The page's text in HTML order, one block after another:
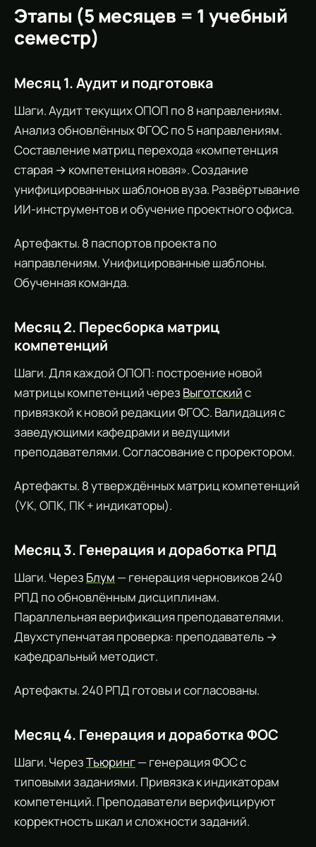
Этапы (5 месяцев = 1 учебный
семестр)
Месяц 1. Аудит и подготовка
Шаги. Аудит текущих ОПОП по 8 направлениям.
Анализ обновлённых ФГОС по 5 направлениям.
Составление матриц перехода «компетенция
старая → компетенция новая». Создание
унифицированных шаблонов вуза. Развёртывание
ИИ-инструментов и обучение проектного офиса.
Артефакты. 8 паспортов проекта по
направлениям. Унифицированные шаблоны.
Обученная команда.
Месяц 2. Пересборка матриц
компетенций
Шаги. Для каждой ОПОП: построение новой
матрицы компетенций через Выготскийс
привязкой к новой редакции ФГОС. Валидация с
заведующими кафедрами и ведущими
преподавателями. Согласование с проректором.
Артефакты. 8 утверждённых матриц компетенций
(УК, ОПК, ПК + индикаторы).
Месяц 3. Генерация и доработка РПД
Шаги. Через Блум — генерация черновиков 240
РПД по обновлённым дисциплинам.
Параллельная верификация преподавателями.
Двухступенчатая проверка: преподаватель →
кафедральный методист.
Артефакты. 240 РПД готовы и согласованы.
Месяц 4. Генерация и доработка ФОС
Шаги. ЧерезТьюринг— генерация ФОС с
типовыми заданиями. Привязка к индикаторам
компетенций. Преподаватели верифицируют
корректность шкал и сложности заданий.